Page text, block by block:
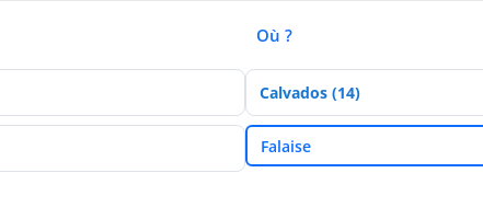
Où ?
Département
VilleFalaise